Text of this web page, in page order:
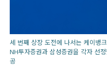
세 번째 상장 도전에 나서는 케이뱅
NH투자증권과 삼성증권을 각자 선
공